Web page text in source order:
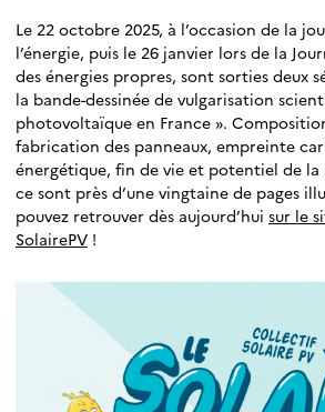
Le 22 octobre 2025, à l’occasion de la
l’énergie, puis le 26 janvier lors de la
des énergies propres, sont sorties deux
la bande-dessinée de vulgarisation
photovoltaïque en France ».
fabrication des panneaux, empreinte
énergétique, fin de vie et potentiel de
ce sont près d’une vingtaine de pages
pouvez retrouver dès aujourd’hui sur le
SolairePV !